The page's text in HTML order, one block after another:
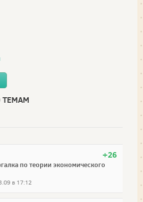
ТЕМАМ
+26
по теории экономического
в 17:12